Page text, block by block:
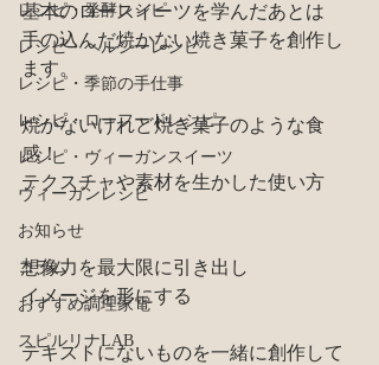
レシピ・発酵レシピ
レシピ・ヘルシーレシピ
レシピ・季節の手仕事
レシピ・ローフードレシピ
レシピ・ヴィーガンスイーツ
ヴィーガンレシピ
お知らせ
コラム
おすすめ調理家電
スピルリナLAB
基本のロースイーツを学んだあとは
手の込んだ焼かない焼き菓子を創作し
ます。
焼かないけれど焼き菓子のような食
感！
テクスチャや素材を生かした使い方
想像力を最大限に引き出し
イメージを形にする
テキストにないものを一緒に創作して